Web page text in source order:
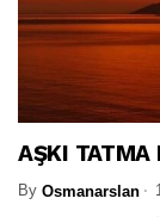
AŞKI TATMA
By Osmanarslan